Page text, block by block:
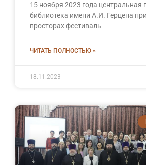
15 ноября 2023 года центральная
библиотека имени А.И. Герцена
просторах фестиваль
ЧИТАТЬ ПОЛНОСТЬЮ »
18.11.2023